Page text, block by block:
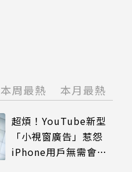
本周最熱 本月最熱
超煩！YouTube新型
「小視窗廣告」惹怨
iPhone用戶無需會員